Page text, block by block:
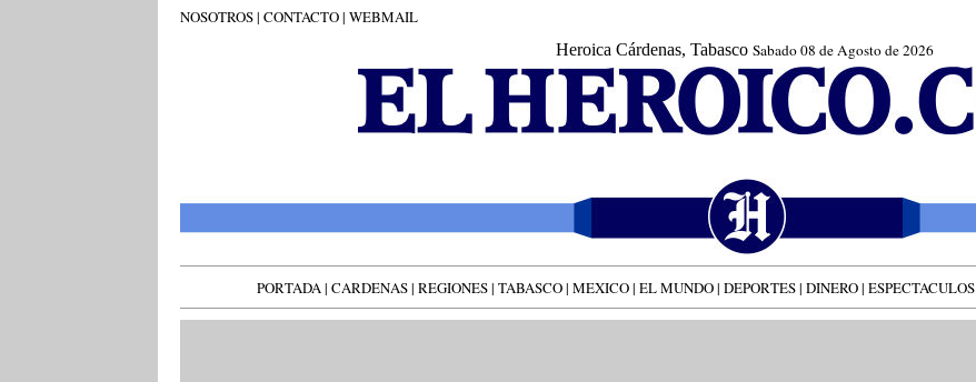
NOSOTROS| CONTACTO| WEBMAIL
Heroica Cárdenas, Tabasco Sabado 08 de Agosto de 2026
PORTADA| CARDENAS| REGIONES| TABASCO| MEXICO| EL MUNDO| DEPORTES| DINERO| ESPECTACULOS